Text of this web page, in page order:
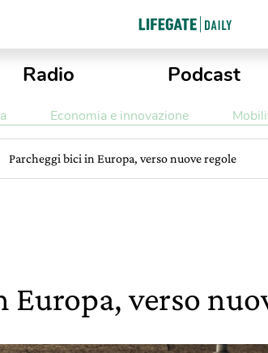
Radio Podcast
Economia e innovazione
Parcheggi bici in Europa, verso nuove regole
Europa, verso